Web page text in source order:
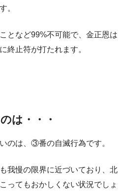
。
となど99%不可能で、金正恩は
終止符が打たれます。
は・・・
のは、③番の自滅行為です。
我慢の限界に近づいており、北
ってもおかしくない状況でしょ